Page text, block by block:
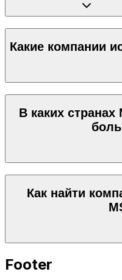
Какие компании
В каких странах
Как найти
Footer